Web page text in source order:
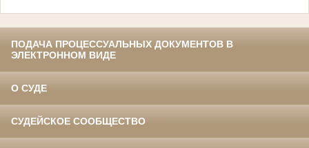
ПОДАЧА ПРОЦЕССУАЛЬНЫХ ДОКУМЕНТОВ В
ЭЛЕКТРОННОМ ВИДЕ
О СУДЕ
СУДЕЙСКОЕ СООБЩЕСТВО